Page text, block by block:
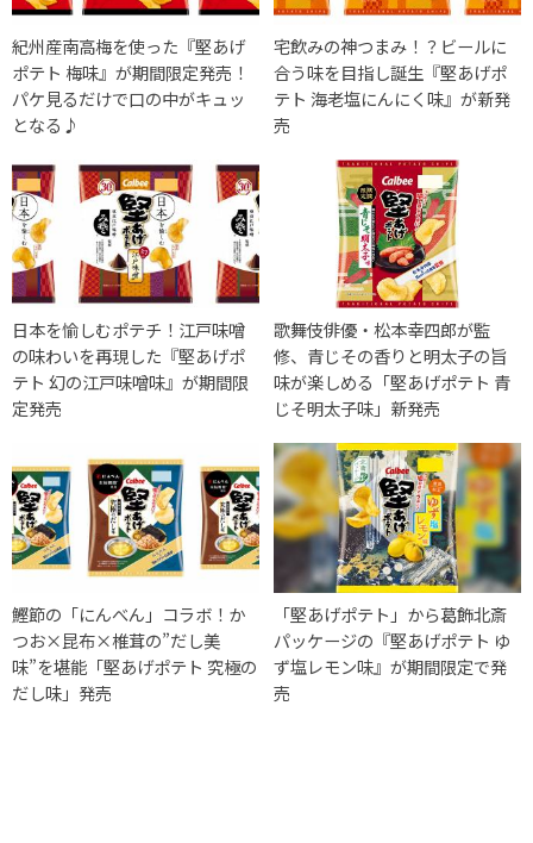
紀州産南高梅を使った『堅あげ
ポテト 梅味』が期間限定発売！
パケ見るだけで口の中がキュッ
となる♪
宅飲みの神つまみ！？ビールに
合う味を目指し誕生『堅あげポ
テト 海老塩にんにく味』が新発
売
日本を愉しむポテチ！江戸味噌
の味わいを再現した『堅あげポ
テト 幻の江戸味噌味』が期間限
定発売
歌舞伎俳優・松本幸四郎が監
修、青じその香りと明太子の旨
味が楽しめる「堅あげポテト 青
じそ明太子味」新発売
鰹節の「にんべん」コラボ！か
つお×昆布×椎茸の”だし美
味”を堪能「堅あげポテト 究極の
だし味」発売
「堅あげポテト」から葛飾北斎
パッケージの『堅あげポテト ゆ
ず塩レモン味』が期間限定で発
売